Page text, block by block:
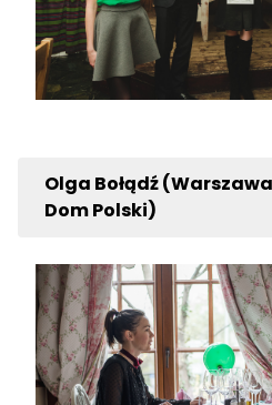
Olga Bołądź
Dom Polski)